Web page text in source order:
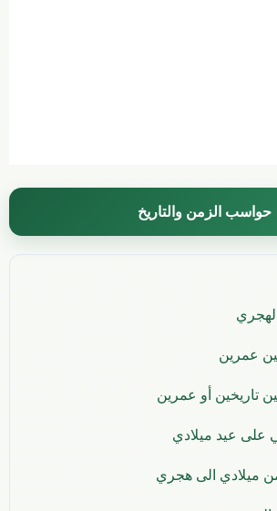
حواسب الزمن والتاريخ
عمرين
تاريخين أو عمرين
عيد ميلادي
من ميلادي الى هجري